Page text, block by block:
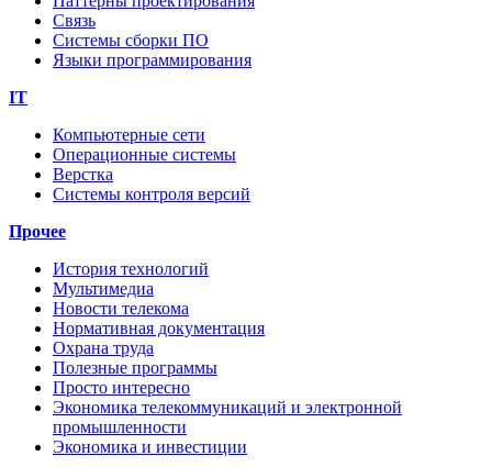
Связь
Системы сборки ПО
Языки программирования
IT
Компьютерные сети
Операционные системы
Верстка
Системы контроля версий
Прочее
История технологий
Мультимедиа
Новости телекома
Нормативная документация
Охрана труда
Полезные программы
Просто интересно
Экономика телекоммуникаций и электронной
промышленности
Экономика и инвестиции